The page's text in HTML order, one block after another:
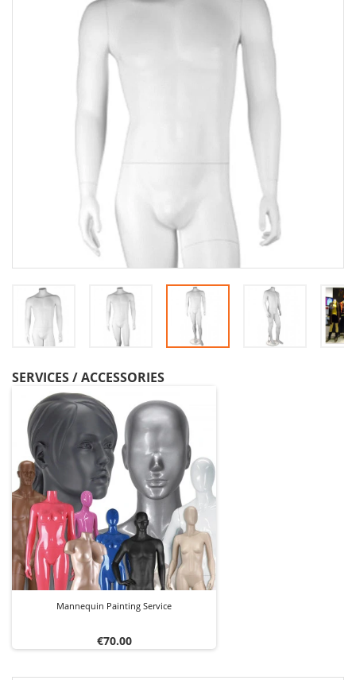
SERVICES / ACCESSORIES
Mannequin Painting Service
Price
€70.00